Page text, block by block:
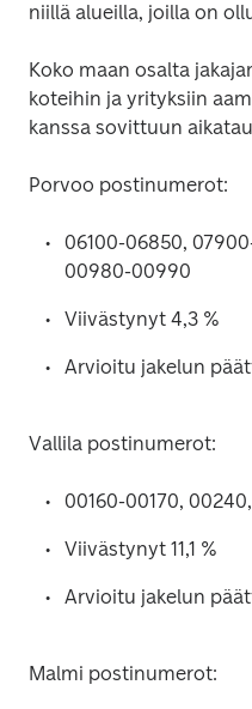
niillä alueilla, joilla on
Koko maan osalta
koteihin ja yrityksiin
kanssa sovittuun
Porvoo postinumerot:
06100-06850,
00980-00990
Viivästynyt 4,3 %
Arvioitu jakelun
Vallila postinumerot:
00160-00170,
Viivästynyt 11,1 %
Arvioitu jakelun
Malmi postinumerot: